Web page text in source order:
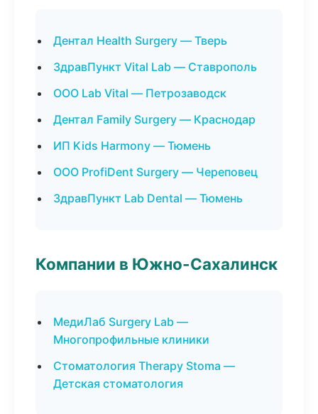
Дентал Health Surgery — Тверь
ЗдравПункт Vital Lab — Ставрополь
ООО Lab Vital — Петрозаводск
Дентал Family Surgery — Краснодар
ИП Kids Harmony — Тюмень
ООО ProfiDent Surgery — Череповец
ЗдравПункт Lab Dental — Тюмень
Компании в Южно-Сахалинск
МедиЛаб Surgery Lab —
Многопрофильные клиники
Стоматология Therapy Stoma —
Детская стоматология